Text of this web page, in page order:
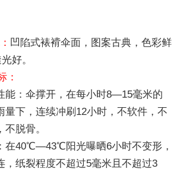
凹陷式裱褙伞面，图案古典，色彩鲜
好。
：
能：伞撑开，在每小时8—15毫米的
量下，连续冲刷12小时，不软件，不
不脱骨。
在40℃—43℃阳光曝晒6小时不变形，
，纸裂程度不超过5毫米且不超过3